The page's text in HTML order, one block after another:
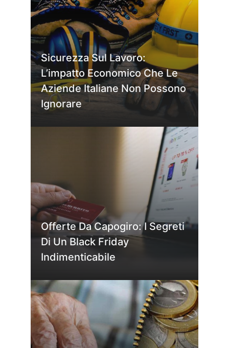
Sicurezza Sul Lavoro:
L’impatto Economico Che Le
Aziende Italiane Non Possono
Ignorare
Offerte Da Capogiro: I Segreti
Di Un Black Friday
Indimenticabile